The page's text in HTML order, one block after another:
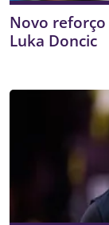
Novo reforço
Luka Doncic